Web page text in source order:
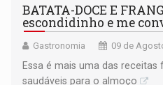
BATATA-DOCE E
escondidinho e me
Gastronomia 09 de
Essa é mais uma das
saudáveis para o almoço